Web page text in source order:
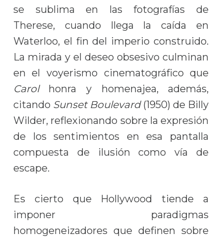
se sublima en las fotografías de
Therese, cuando llega la caída en
Waterloo, el fin del imperio construido.
La mirada y el deseo obsesivo culminan
en el voyerismo cinematográfico que
Carol honra y homenajea, además,
citando Sunset Boulevard(1950) de Billy
Wilder, reflexionando sobre la expresión
de los sentimientos en esa pantalla
compuesta de ilusión como vía de
escape.
Es cierto que Hollywood tiende a
imponer paradigmas
homogeneizadores que definen sobre